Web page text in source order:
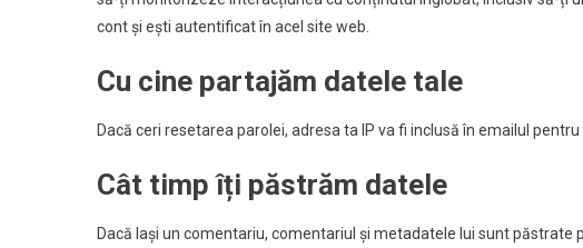
cont și ești autentificat în acel site web.
Cu cine partajăm datele tale
Dacă ceri resetarea parolei, adresa ta IP va fi inclusă în emailul pentru
Cât timp îți păstrăm datele
Dacă lași un comentariu, comentariul și metadatele lui sunt